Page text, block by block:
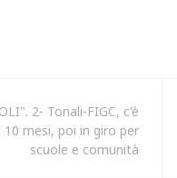
2- Tonali-FIGC, c'è
10 mesi, poi in giro per
scuole e comunità